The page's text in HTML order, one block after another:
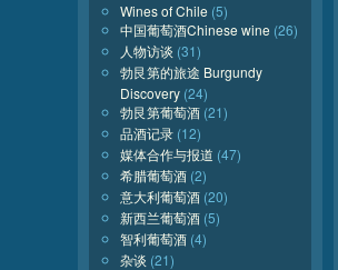
Wines of Chile (5)
中国葡萄酒Chinese wine (26)
人物访谈 (31)
勃艮第的旅途 Burgundy
Discovery (24)
勃艮第葡萄酒 (21)
品酒记录 (12)
媒体合作与报道 (47)
希腊葡萄酒 (2)
意大利葡萄酒 (20)
新西兰葡萄酒 (5)
智利葡萄酒 (4)
杂谈 (21)